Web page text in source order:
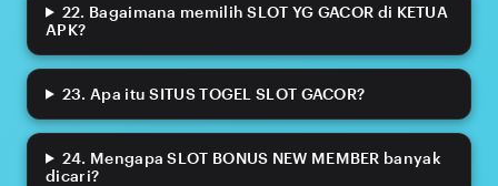
22. Bagaimana memilih SLOT YG GACOR di KETUA
APK?
23. Apa itu SITUS TOGEL SLOT GACOR?
24. Mengapa SLOT BONUS NEW MEMBER banyak
dicari?